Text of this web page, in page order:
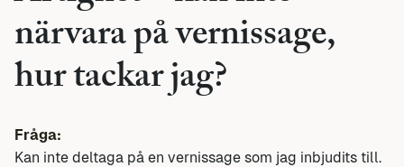
närvara på vernissage,
hur tackar jag?
Fråga:
Kan inte deltaga på en vernissage som jag inbjudits till.